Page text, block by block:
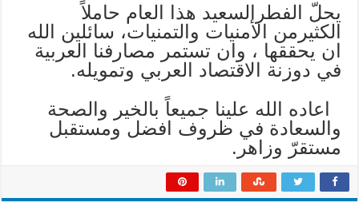
يحلّ الفطرالسعيد هذا العام حاملاً
الكثيرمن الأمنيات والتمنيات، سائلين الله
ان يحققها ، وان تستمر مصارفنا العربية
في دوزنة الاقتصاد العربي وتمويله.
اعاده الله علينا جميعاً بالخير والصحة
والسعادة في ظروف افضل ومستقبل
مستقرّ وزاهر.